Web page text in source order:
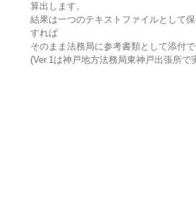
算出します。
結果は一つのテキストファイルとして
すれば
そのまま法務局に参考書類として添付で
(Ver.1は神戸地方法務局東神戸出張所で